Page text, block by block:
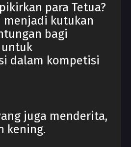
para Tetua?
menjadi kutukan
bagi
untuk
dalam kompetisi
juga menderita,
kening.